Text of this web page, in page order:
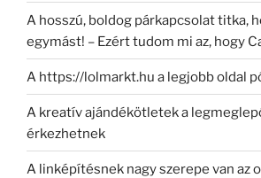
A hosszú, boldog párkapcsolat titka,
egymást! – Ezért tudom mi az, hogy
A https://lolmarkt.hu a legjobb oldal
A kreatív ajándékötletek a
érkezhetnek
A linképítésnek nagy szerepe van az